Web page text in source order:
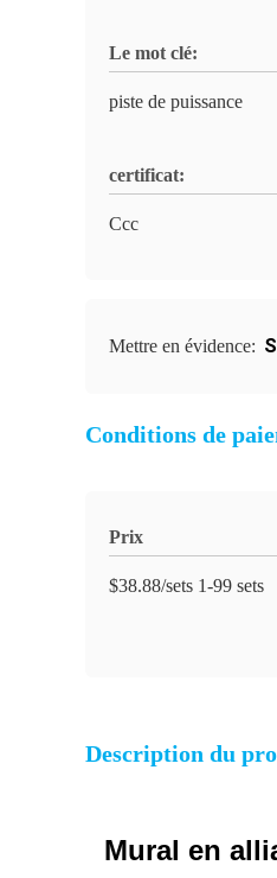
Le mot clé:
piste de puissance
certificat:
Ccc
Mettre en évidence:
Conditions de
Prix
$38.88/sets 1-99 sets
Description du
Mural en